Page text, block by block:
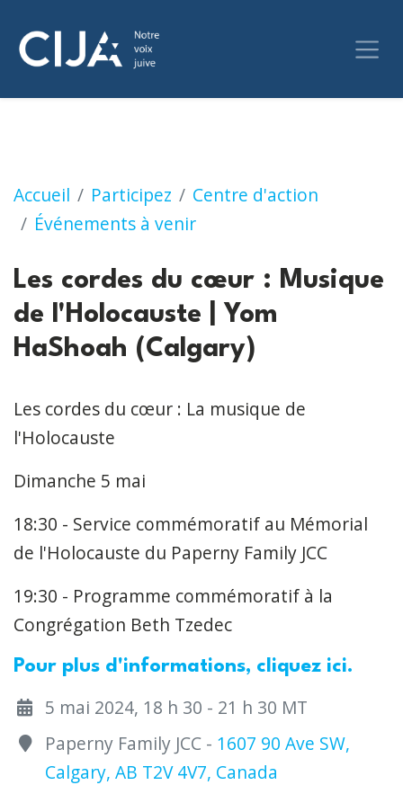
Accueil Participez
Centre d'action
Événements à venir
Les cordes du cœur : Musique de
Les cordes du cœur : Musique
de l'Holocauste | Yom
HaShoah (Calgary)
Les cordes du cœur : La musique de
l'Holocauste
Dimanche 5 mai
18:30 - Service commémoratif au Mémorial
de l'Holocauste du Paperny Family JCC
19:30 - Programme commémoratif à la
Congrégation Beth Tzedec
Pour plus d'informations, cliquez ici.
5 mai 2024, 18 h 30 - 21 h 30 MT
Paperny Family JCC - 1607 90 Ave SW,
Calgary, AB T2V 4V7, Canada